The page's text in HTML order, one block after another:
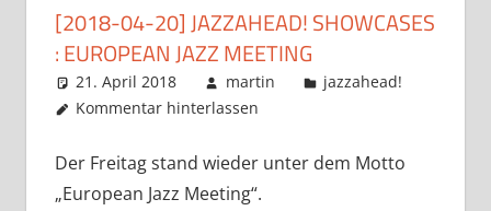
[2018-04-20] JAZZAHEAD! SHOWCASES
: EUROPEAN JAZZ MEETING
21. April 2018 martin
jazzahead!
Kommentar hinterlassen
Der Freitag stand wieder unter dem Motto
„European Jazz Meeting“.